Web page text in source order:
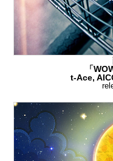
「
t-Ace,